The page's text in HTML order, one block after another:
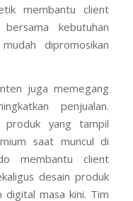
membantu client
kebutuhan
dipromosikan
juga memegang
penjualan.
yang tampil
saat muncul di
membantu client
desain produk
masa kini. Tim